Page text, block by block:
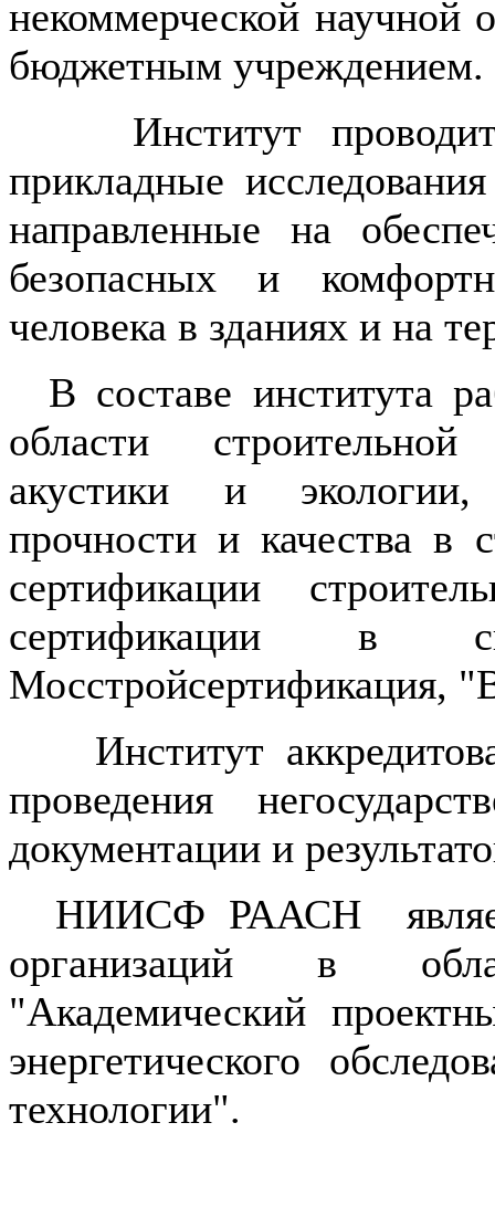
некоммерческой научной
бюджетным учреждением.
Институт проводит
прикладные
направленные на
безопасных и
человека в зданиях и на
В составе института
области
акустики и экологии,
прочности и качества в
сертификации
сертификации
Мосстройсертификация,
Институт
проведения
документации и
НИИСФ РААСН
организаций в
"Академический
энергетического
технологии".